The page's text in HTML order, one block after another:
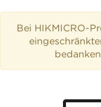
Bei HIKMICRO-